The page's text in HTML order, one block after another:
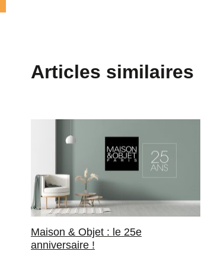
Articles similaires
Maison & Objet : le 25e
anniversaire !